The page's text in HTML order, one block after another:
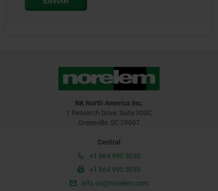
NK North America Inc.
1 Research Drive, Suite 300C
Greenville, SC 29607
Central
+1 864 990 5030
+1 864 990 5030
info.us@norelem.com